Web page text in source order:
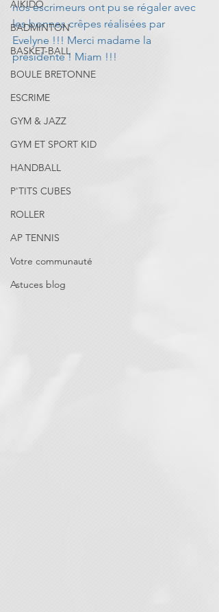
AIKIDO
BADMINTON
BASKET-BALL
BOULE BRETONNE
ESCRIME
GYM & JAZZ
GYM ET SPORT KID
HANDBALL
P'TITS CUBES
ROLLER
AP TENNIS
Votre communauté
Astuces blog
nos escrimeurs ont pu se régaler avec
les bonnes crêpes réalisées par
Evelyne !!! Merci madame la
présidente ! Miam !!!